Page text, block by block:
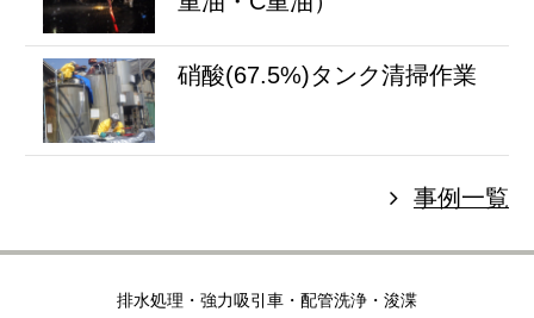
硝酸(67.5%)タンク清掃作業
事例一覧
排水処理・強力吸引車・配管洗浄・浚渫